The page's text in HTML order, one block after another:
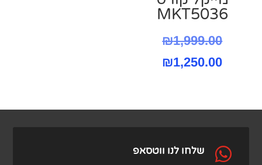
MKT5036
₪1,999.00
המחיר
₪1,250.00
 שלחו לנו ווטסאפ